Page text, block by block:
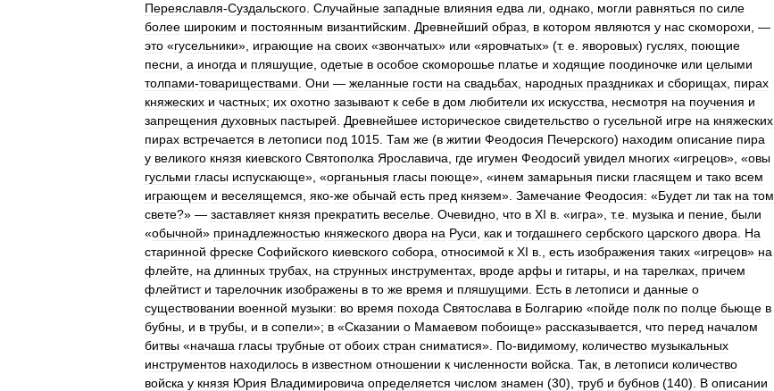
Переяславля-Суздальского Случайные западные влияния едва ли однако могли равняться по силе
более широким и постоянным византийским Древнейший образ в котором являются у нас скоморохи , —
это «гусельники», играющие на своих «звончатых» или «яровчатых» (т. е яворовых) гуслях поющие
песни а иногда и пляшущие одетые в особое скоморошье платье и ходящие поодиночке или целыми
толпами-товариществами Они — желанные гости на свадьбах народных праздниках и сборищах пирах
княжеских и частных; их охотно зазывают к себе в дом любители их искусства несмотря на поучения и
запрещения духовных пастырей Древнейшее историческое свидетельство о гусельной игре на княжеских
пирах встречается в летописи под 1015 Там же (в житии Феодосия Печерского) находим описание пира
у великого князя киевского Святополка Ярославича где игумен Феодосий увидел многих «игрецов», «овы
гусльми гласы испускающе», «органьныя гласы поюще», «инем замарьныя писки гласящем и тако всем
играющем и веселящемся яко-же обычай есть пред князем». Замечание Феодосия: «Будет ли так на том
свете?» — заставляет князя прекратить веселье Очевидно что в XI в . «игра», т.е музыка и пение были
«обычной» принадлежностью княжеского двора на Руси как и тогдашнего сербского царского двора
На
старинной фреске Софийского киевского собора относимой к XI в есть изображения таких «игрецов» на
флейте на длинных трубах на струнных инструментах вроде арфы и гитары и на тарелках причем
флейтист и тарелочник изображены в то же время и пляшущими Есть в летописи и данные о
существовании военной музыки: во время похода Святослава в Болгарию «пойде полк по полце бьюще в
бубны и в трубы и в сопели»; в «Сказании о Мамаевом побоище» рассказывается что перед началом
битвы «начаша гласы трубные от обоих стран сниматися». По-видимому, количество музыкальных
инструментов находилось в известном отношении к численности войска Так в летописи количество
войска у князя Юрия Владимировича определяется числом знамен (30), труб и бубнов (140). В описании